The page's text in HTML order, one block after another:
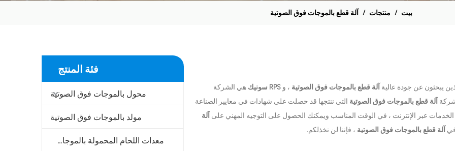
بيت / منتجات / آلة قطع بالموجات فوق الصوتية
فئة المنتج
محول بالموجات فوق الصوتية
مولد بالموجات فوق الصوتية
معدات اللحام المحمولة بالموجات فوق الصوتية
يبحثون عن جودة عاليةآلة قطع بالموجات فوق الصوتية ، و RPS سونيك
هي الشركة
شركةآلة قطع بالموجات فوق الصوتية التي ننتجها قد حصلت على شهادات في معايير الصناعة
الخدمات عبر الإنترنت ، في الوقت المناسب ويمكنك الحصول على التوجيه المهني علىآلة
فيآلة قطع بالموجات فوق الصوتية ، فإننا لن نخذلكم.